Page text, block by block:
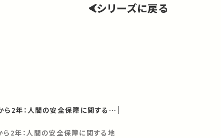
シリーズに戻る
ミャンマークーデターから2年：人間の安全保障に関する地域的観点
2年：人間の安全保障に関する地